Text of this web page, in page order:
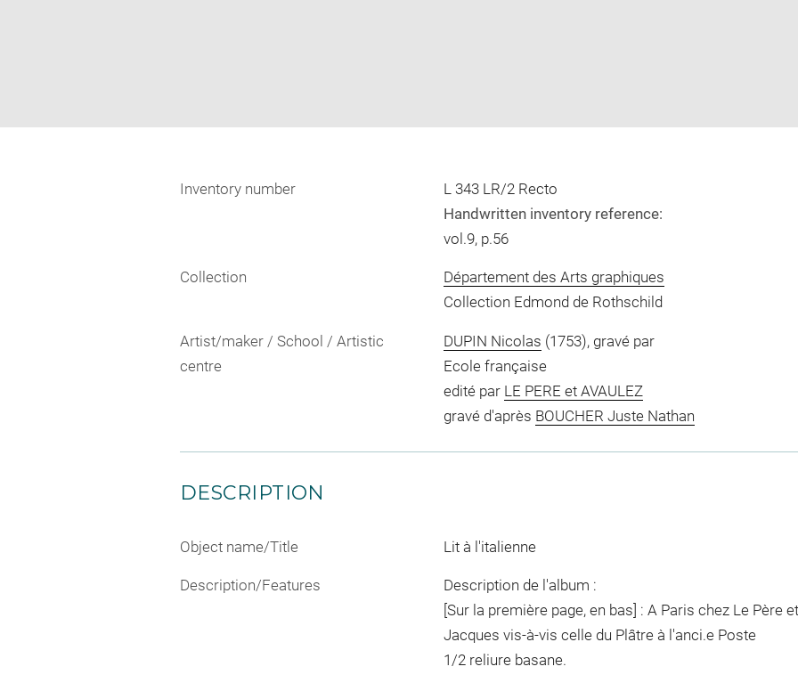
in
Inventory number
L 343 LR/2 Recto
Handwritten inventory reference:
vol.9, p.56
Collection
Département des Arts graphiques
Collection Edmond de Rothschild
Artist/maker / School / Artistic
centre
DUPIN Nicolas (1753), gravé par
Ecole française
edité par LE PERE et AVAULEZ
gravé d'après BOUCHER Juste Nathan
DESCRIPTION
Object name/Title Lit à l'italienne
Description/Features
Description de l'album :
[Sur la première page, en bas] : A Paris chez Le Père
Jacques vis-à-vis celle du Plâtre à l'anci.e Poste
1/2 reliure basane.